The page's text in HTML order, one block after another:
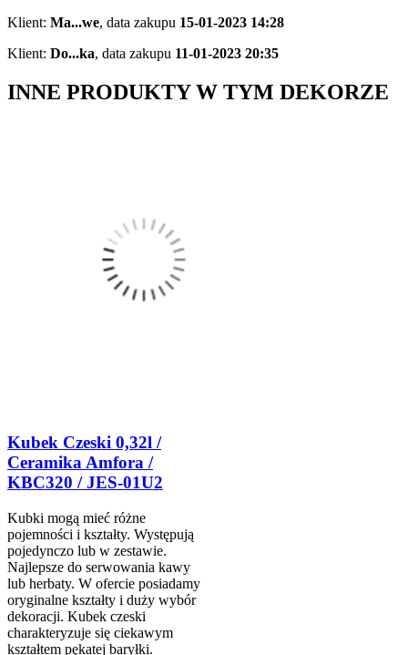
Klient: Ma...we, data zakupu 15-01-2023 14:28
Klient: Do...ka, data zakupu 11-01-2023 20:35
INNE PRODUKTY W TYM DEKORZE
Kubek Czeski 0,32l /
Ceramika Amfora /
KBC320 / JES-01U2
Kubki mogą mieć różne
pojemności i kształty. Występują
pojedynczo lub w zestawie.
Najlepsze do serwowania kawy
lub herbaty. W ofercie posiadamy
oryginalne kształty i duży wybór
dekoracji. Kubek czeski
charakteryzuje się ciekawym
kształtem pękatej baryłki.